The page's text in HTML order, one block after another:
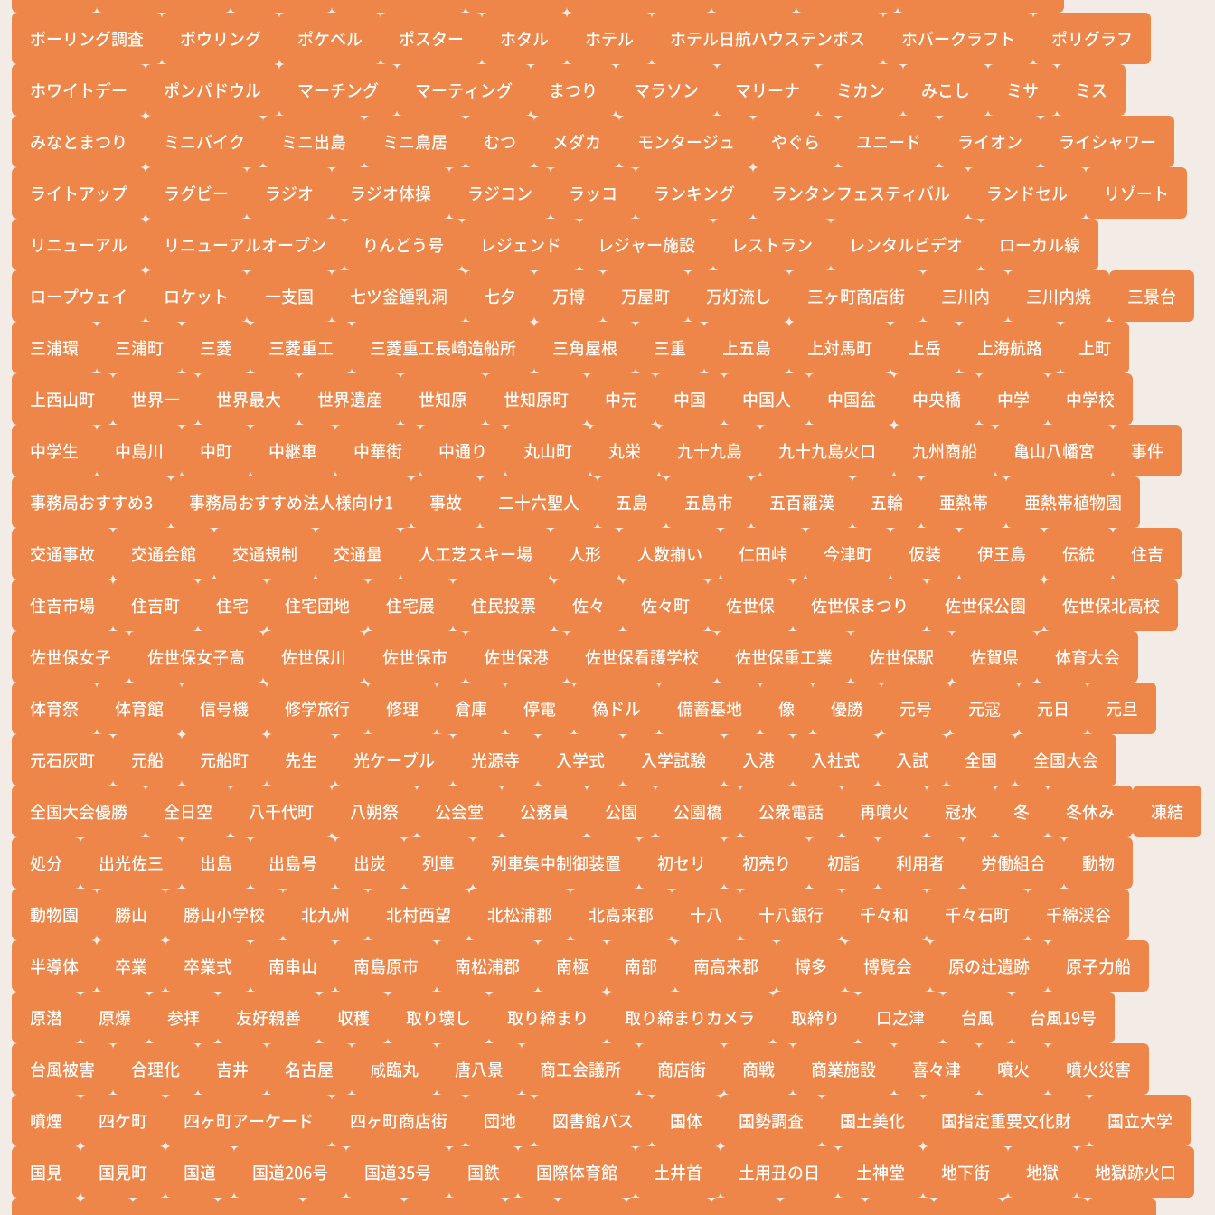
ボーリング調査 ボウリング ポケベル ポスター ホタル ホテル ホテル日航ハウステンボス ホバークラフト ポリグラフ
ホワイトデー ポンパドウル マーチング マーティング まつり マラソン マリーナ ミカン みこし ミサ ミス
みなとまつり ミニバイク ミニ出島 ミニ鳥居 むつ メダカ モンタージュ やぐら ユニード ライオン ライシャワー
ライトアップ ラグビー ラジオ ラジオ体操 ラジコン ラッコ ランキング ランタンフェスティバル ランドセル リゾート
リニューアル リニューアルオープン りんどう号 レジェンド レジャー施設 レストラン レンタルビデオ ローカル線
ロープウェイ ロケット 一支国 七ツ釜鍾乳洞 七夕 万博 万屋町 万灯流し 三ヶ町商店街 三川内 三川内焼 三景台
三浦環 三浦町 三菱 三菱重工 三菱重工長崎造船所 三角屋根 三重 上五島 上対馬町 上岳 上海航路 上町
上西山町 世界一 世界最大 世界遺産 世知原 世知原町 中元 中国 中国人 中国盆 中央橋 中学 中学校
中学生 中島川 中町 中継車 中華街 中通り 丸山町 丸栄 九十九島 九十九島火口 九州商船 亀山八幡宮 事件
事務局おすすめ3 事務局おすすめ法人様向け1 事故 二十六聖人 五島 五島市 五百羅漢 五輪 亜熱帯 亜熱帯植物園
交通事故 交通会館 交通規制 交通量 人工芝スキー場 人形 人数揃い 仁田峠 今津町 仮装 伊王島 伝統 住吉
住吉市場 住吉町 住宅 住宅団地 住宅展 住民投票 佐々 佐々町 佐世保 佐世保まつり 佐世保公園 佐世保北高校
佐世保女子 佐世保女子高 佐世保川 佐世保市 佐世保港 佐世保看護学校 佐世保重工業 佐世保駅 佐賀県 体育大会
体育祭 体育館 信号機 修学旅行 修理 倉庫 停電 偽ドル 備蓄基地 像 優勝 元号 元寇 元日 元旦
元石灰町 元船 元船町 先生 光ケーブル 光源寺 入学式 入学試験 入港 入社式 入試 全国 全国大会
全国大会優勝 全日空 八千代町 八朔祭 公会堂 公務員 公園 公園橋 公衆電話 再噴火 冠水 冬 冬休み 凍結
処分 出光佐三 出島 出島号 出炭 列車 列車集中制御装置 初セリ 初売り 初詣 利用者 労働組合 動物
動物園 勝山 勝山小学校 北九州 北村西望 北松浦郡 北高来郡 十八 十八銀行 千々和 千々石町 千綿渓谷
半導体 卒業 卒業式 南串山 南島原市 南松浦郡 南極 南部 南高来郡 博多 博覧会 原の辻遺跡 原子力船
原潜 原爆 参拝 友好親善 収穫 取り壊し 取り締まり 取り締まりカメラ 取締り 口之津 台風 台風19号
台風被害 合理化 吉井 名古屋 咸臨丸 唐八景 商工会議所 商店街 商戦 商業施設 喜々津 噴火 噴火災害
噴煙 四ケ町 四ヶ町アーケード 四ヶ町商店街 団地 図書館バス 国体 国勢調査 国土美化 国指定重要文化財 国立大学
国見 国見町 国道 国道206号 国道35号 国鉄 国際体育館 土井首 土用丑の日 土神堂 地下街 地獄 地獄跡火口